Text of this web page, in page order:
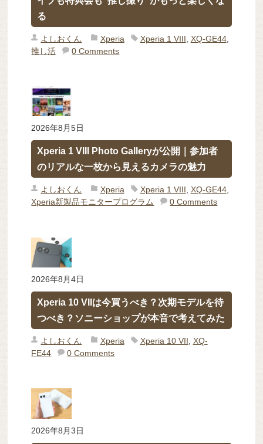
る
よしおくん Xperia Xperia 1 VIII XQ-GE44,
推し活
0 Comments
2026年8月5日
Xperia 1 VIII Photo Galleryが公開｜参加者
のリアルな一枚から見えるカメラの魅力
よしおくん Xperia Xperia 1 VIII, XQ-GE44,
Xperia新製品モニタープログラム
0 Comments
2026年8月4日
Xperia 10 VIIは今買うべき？次期モデルを待
つべき？ソニーショップが本音で考えてみた
よしおくん Xperia Xperia 10 VII XQ-
FE44
0 Comments
2026年8月3日